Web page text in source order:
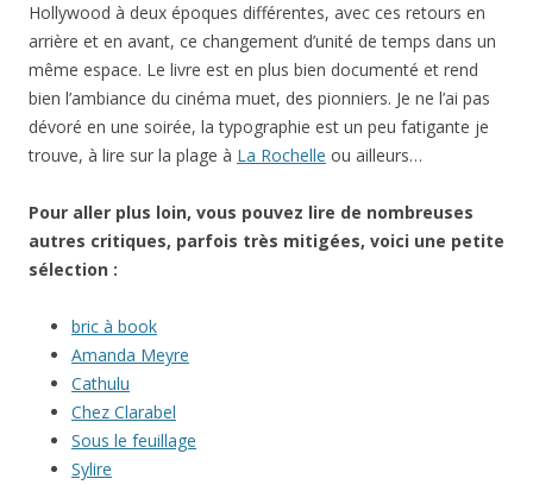
Hollywood à deux époques différentes, avec ces retours en
arrière et en avant, ce changement d’unité de temps dans un
même espace. Le livre est en plus bien documenté et rend
bien l’ambiance du cinéma muet, des pionniers. Je ne l’ai pas
dévoré en une soirée, la typographie est un peu fatigante je
trouve, à lire sur la plage à La Rochelle ou ailleurs…
Pour aller plus loin, vous pouvez lire de nombreuses
autres critiques, parfois très mitigées, voici une petite
sélection :
bric à book
Amanda Meyre
Cathulu
Chez Clarabel
Sous le feuillage
Sylire